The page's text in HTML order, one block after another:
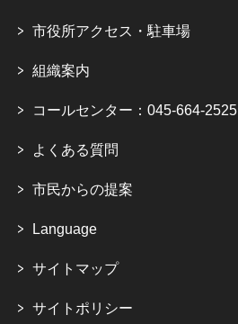
市役所アクセス・駐車場
組織案内
コールセンター：045-664-2525
よくある質問
市民からの提案
Language
サイトマップ
サイトポリシー